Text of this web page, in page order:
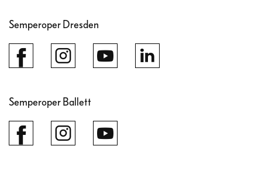
Semperoper Dresden
Semperoper Ballett